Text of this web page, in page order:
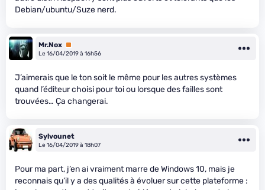
Debian/ubuntu/Suze nerd.
Mr.Nox Premium
Le 16/04/2019 à 16h56
J’aimerais que le ton soit le même pour les autres systèmes
quand l’éditeur choisi pour toi ou lorsque des failles sont
trouvées… Ça changerai.
Sylvounet
Le 16/04/2019 à 18h07
Pour ma part, j’en ai vraiment marre de Windows 10, mais je
reconnais qu’il y a des qualités à évoluer sur cette plateforme :